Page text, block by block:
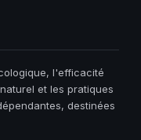
l'efficacité
et les pratiques
destinées